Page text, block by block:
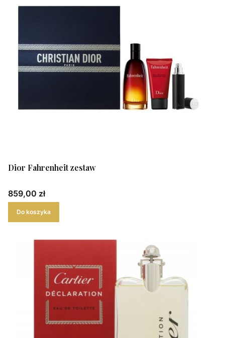
Dior Fahrenheit zestaw
Cena
859,00 zł
Do koszyka